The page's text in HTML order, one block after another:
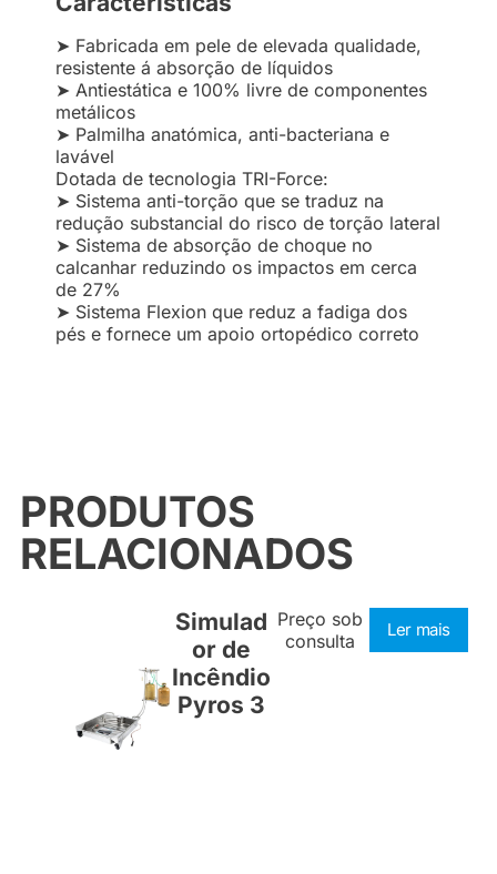
➤ Fabricada em pele de elevada qualidade,
resistente á absorção de líquidos
➤ Antiestática e 100% livre de componentes
metálicos
➤ Palmilha anatómica, anti-bacteriana e
lavável
Dotada de tecnologia TRI-Force:
➤ Sistema anti-torção que se traduz na
redução substancial do risco de torção lateral
➤ Sistema de absorção de choque no
calcanhar reduzindo os impactos em cerca
de 27%
➤ Sistema Flexion que reduz a fadiga dos
pés e fornece um apoio ortopédico correto
PRODUTOS
RELACIONADOS
Simulad
or de
Incêndio
Pyros 3
Preço sob
consulta
Ler mais